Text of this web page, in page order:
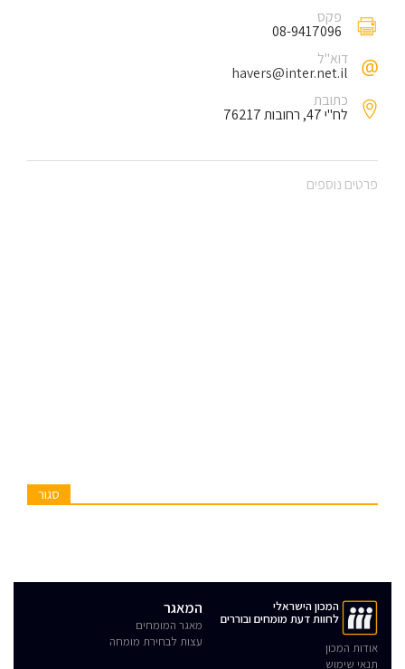
פקס
08-9417096
דוא"ל
havers@inter.net.il
כתובת
לח"י 47, רחובות 76217
פרטים נוספים
סגור
המכון הישראלי
לחוות דעת מומחים ובוררים
אודות המכון
תנאי שימוש
המאגר
מאגר המומחים
עצות לבחירת מומחה